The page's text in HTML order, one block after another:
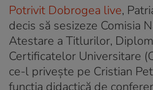
Potrivit Dobrogea live,
decis să sesizeze Comisia
Atestare a Titlurilor,
Certificatelor Universitare
ce-l privește pe Cristian
funcția didactică de